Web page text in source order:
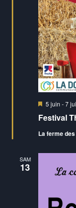
Festival
Mis
avant
5 juin -7
La ferme
SAM
13